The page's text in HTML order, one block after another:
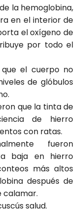
la hemoglobina,
en el interior de
el oxígeno de
por todo el
el cuerpo no
de glóbulos
que la tinta de
de hierro
con ratas.
fueron
baja en hierro
más altos
después de
calamar.
salud.